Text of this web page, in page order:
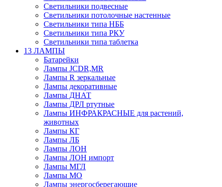
Светильники подвесные
Светильники потолочные настенные
Светильники типа НББ
Светильники типа РКУ
Светильники типа таблетка
13 ЛАМПЫ
Батарейки
Лампы JCDR,MR
Лампы R зеркальные
Лампы декоративные
Лампы ДНАТ
Лампы ДРЛ ртутные
Лампы ИНФРАКРАСНЫЕ для растений,
животных
Лампы КГ
Лампы ЛБ
Лампы ЛОН
Лампы ЛОН импорт
Лампы МГЛ
Лампы МО
Лампы энергосберегающие